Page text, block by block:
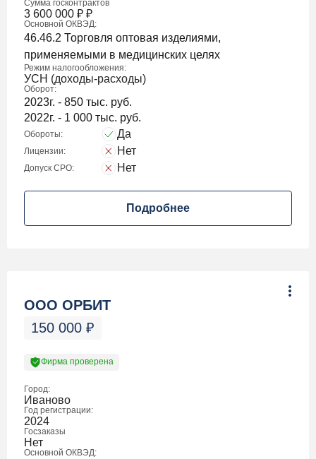
Сумма госконтрактов
3 600 000 ₽ ₽
Основной ОКВЭД:
46.46.2 Торговля оптовая изделиями,
применяемыми в медицинских целях
Режим налогообложения:
УСН (доходы-расходы)
Оборот:
2023г. - 850 тыс. руб.
2022г. - 1 000 тыс. руб.
Обороты: Да
Лицензии: Нет
Допуск СРО: Нет
Подробнее
ООО ОРБИТ
150 000 ₽
Фирма проверена
Город:
Иваново
Год регистрации:
2024
Госзаказы
Нет
Основной ОКВЭД: